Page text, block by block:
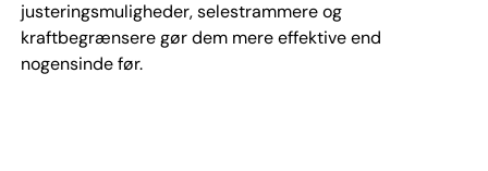
justeringsmuligheder, selestrammere og
kraftbegrænsere gør dem mere effektive end
nogensinde før.